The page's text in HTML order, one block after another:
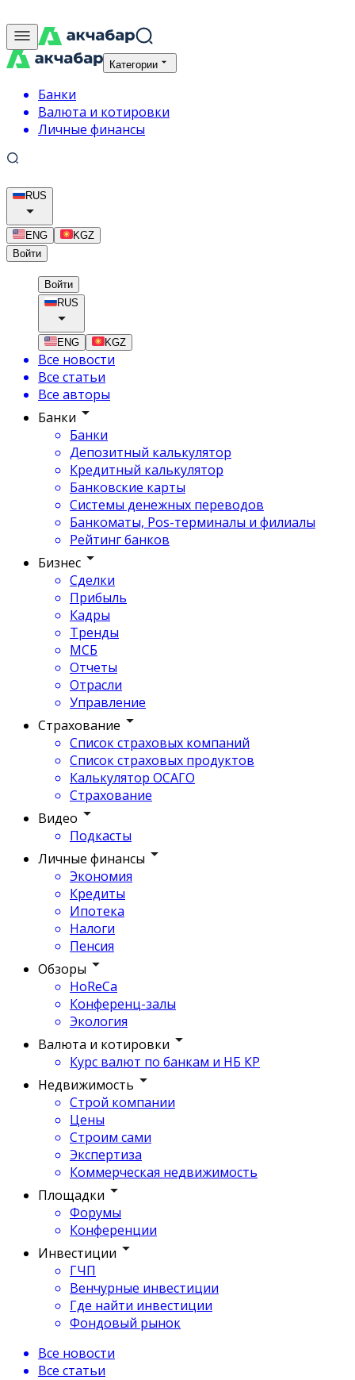
Категории
Банки
Валюта и котировки
Личные финансы
RUS
ENG
KGZ
Войти
Войти
RUS
ENG KGZ
Все новости
Все статьи
Все авторы
Банки
Банки
Депозитный калькулятор
Кредитный калькулятор
Банковские карты
Системы денежных переводов
Банкоматы, Pos-терминалы и филиалы
Рейтинг банков
Бизнес
Сделки
Прибыль
Кадры
Тренды
МСБ
Отчеты
Отрасли
Управление
Страхование
Список страховых компаний
Список страховых продуктов
Калькулятор ОСАГО
Страхование
Видео
Подкасты
Личные финансы
Экономия
Кредиты
Ипотека
Налоги
Пенсия
Обзоры
HoReCa
Конференц-залы
Экология
Валюта и котировки
Курс валют по банкам и НБ КР
Недвижимость
Строй компании
Цены
Строим сами
Экспертиза
Коммерческая недвижимость
Площадки
Форумы
Конференции
Инвестиции
ГЧП
Венчурные инвестиции
Где найти инвестиции
Фондовый рынок
Все новости
Все статьи